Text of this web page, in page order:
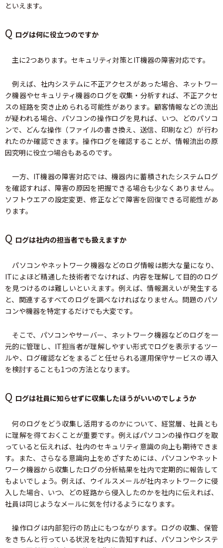
といえます。
Q ログは何に役立つのですか
主に2つあります。セキュリティ対策とIT機器の障害対応です。
例えば、社内システムに不正アクセスがあった場合、ネットワー
ク機器やセキュリティ機器のログを収集・分析すれば、不正アクセ
スの経路を突き止められる可能性があります。顧客情報などの流出
が疑われる場合、パソコンの操作ログを見れば、いつ、どのパソコ
ンで、どんな操作（ファイルの書き換え、送信、印刷など）が行わ
れたのか確認できます。操作ログを確認することが、情報流出の原
因究明に役立つ場合もあるのです。
一方、IT機器の障害対応では、機器内に蓄積されたシステムログ
を確認すれば、障害の原因を把握できる場合も少なくありません。
ソフトウエアの設定変更、修正などで障害を回復できる可能性があ
ります。
Q ログは社内の担当者でも扱えますか
パソコンやネットワーク機器などのログ情報は膨大な量になり、
ITによほど精通した技術者でなければ、内容を理解して目的のログ
を見つけるのは難しいといえます。例えば、情報漏えいが発生する
と、関連するすべてのログを調べなければなりません。問題のパソ
コンや機器を特定するだけでも大変です。
そこで、パソコンやサーバー、ネットワーク機器などのログを一
元的に管理し、IT担当者が理解しやすい形式でログを表示するツー
ルや、ログ確認などをまるごと任せられる運用保守サービスの導入
を検討することも1つの方法となります。
Q ログは社員に知らせずに収集したほうがいいのでしょうか
何のログをどう収集し活用するのかについて、経営層、社員とも
に理解を得ておくことが重要です。例えばパソコンの操作ログを取
っていると伝えれば、社内のセキュリティ意識の向上も期待できま
す。また、さらなる意識向上をめざすためには、パソコンやネット
ワーク機器から収集したログの分析結果を社内で定期的に報告して
もよいでしょう。例えば、ウイルスメールが社内ネットワークに侵
入した場合、いつ、どの経路から侵入したのかを社内に伝えれば、
社員は同じようなメールに気を付けるようになります。
操作ログは内部犯行の防止にもつながります。ログの収集、保管
をきちんと行っている状況を社内に告知すれば、パソコンやシステ